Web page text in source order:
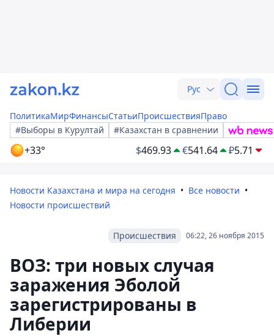
Рус
ПолитикаМирФинансыСтатьиПроисшествияПраво
#Выборы в Курултай
#Казахстан в сравнении
+33° $469.93 €541.64 ₽5.71
Новости Казахстана и мира на сегодня
Все новости
Новости происшествий
06:22, 26 ноября 2015
Происшествия
ВОЗ: три новых случая
заражения Эболой
зарегистрированы в
Либерии